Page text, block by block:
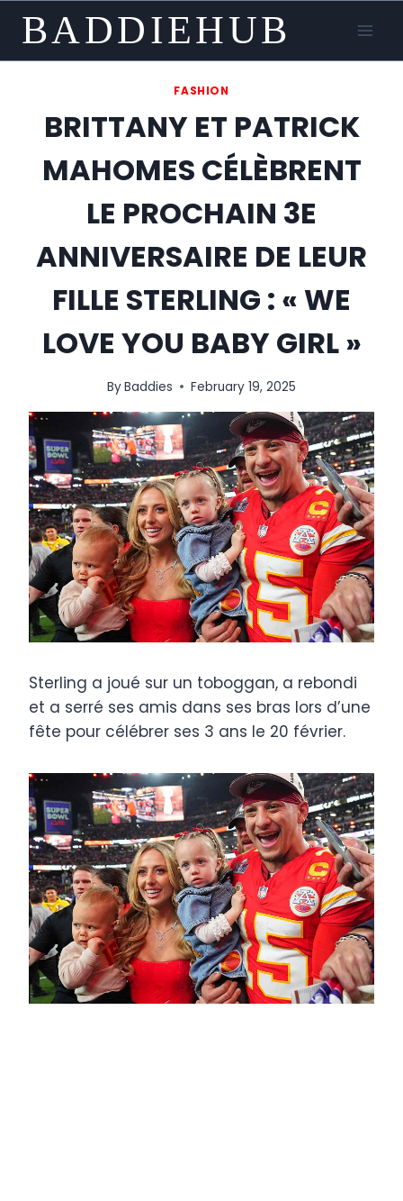
content
BADDIEHUB
FASHION
BRITTANY ET PATRICK
MAHOMES CÉLÈBRENT
LE PROCHAIN 3E
ANNIVERSAIRE DE LEUR
FILLE STERLING : « WE
LOVE YOU BABY GIRL »
ByBaddies February 19, 2025
Sterling a joué sur un toboggan, a rebondi
et a serré ses amis dans ses bras lors d’une
fête pour célébrer ses 3 ans le 20 février.